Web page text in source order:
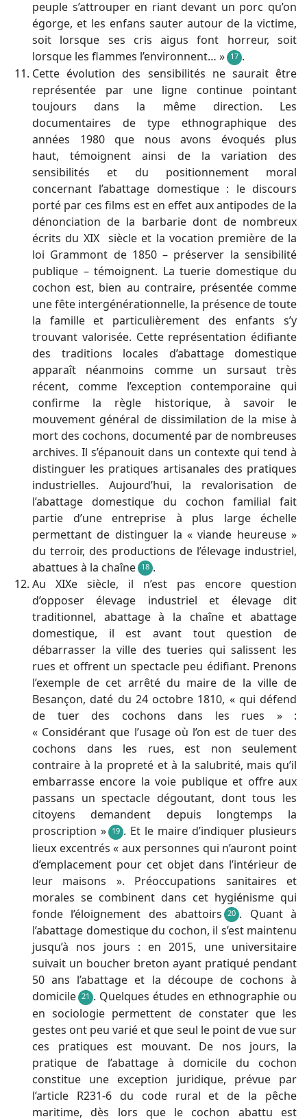
peuple s’attrouper en riant devant un porc qu’on
égorge, et les enfans sauter autour de la victime,
soit lorsque ses cris aigus font horreur, soit
lorsque les flammes l’environnent… » 17 .
Cette évolution des sensibilités ne saurait être
représentée par une ligne continue pointant
toujours dans la même direction. Les
documentaires de type ethnographique des
années 1980 que nous avons évoqués plus
haut, témoignent ainsi de la variation des
sensibilités et du positionnement moral
concernant l’abattage domestique : le discours
porté par ces films est en effet aux antipodes de la
dénonciation de la barbarie dont de nombreux
écrits du XIXe
siècle et la vocation première de la
loi Grammont de 1850 – préserver la sensibilité
publique – témoignent. La tuerie domestique du
cochon est, bien au contraire, présentée comme
une fête intergénérationnelle, la présence de toute
la famille et particulièrement des enfants s’y
trouvant valorisée. Cette représentation édifiante
des traditions locales d’abattage domestique
apparaît néanmoins comme un sursaut très
récent, comme l’exception contemporaine qui
confirme la règle historique, à savoir le
mouvement général de dissimilation de la mise à
mort des cochons, documenté par de nombreuses
archives. Il s’épanouit dans un contexte qui tend à
distinguer les pratiques artisanales des pratiques
industrielles. Aujourd’hui, la revalorisation de
l’abattage domestique du cochon familial fait
partie d’une entreprise à plus large échelle
permettant de distinguer la « viande heureuse »
du terroir, des productions de l’élevage industriel,
abattues à la chaîne 18 .
Au XIXe siècle, il n’est pas encore question
d’opposer élevage industriel et élevage dit
traditionnel, abattage à la chaîne et abattage
domestique, il est avant tout question de
débarrasser la ville des tueries qui salissent les
rues et offrent un spectacle peu édifiant. Prenons
l’exemple de cet arrêté du maire de la ville de
Besançon, daté du 24 octobre 1810, « qui défend
de tuer des cochons dans les rues » :
« Considérant que l’usage où l’on est de tuer des
cochons dans les rues, est non seulement
contraire à la propreté et à la salubrité, mais qu’il
embarrasse encore la voie publique et offre aux
passans un spectacle dégoutant, dont tous les
citoyens demandent depuis longtemps la
proscription » 19 . Et le maire d’indiquer plusieurs
lieux excentrés « aux personnes qui n’auront point
d’emplacement pour cet objet dans l’intérieur de
leur maisons ». Préoccupations sanitaires et
morales se combinent dans cet hygiénisme qui
fonde l’éloignement des abattoirs
20 . Quant à
l’abattage domestique du cochon, il s’est maintenu
jusqu’à nos jours : en 2015, une universitaire
suivait un boucher breton ayant pratiqué pendant
50 ans l’abattage et la découpe de cochons à
domicile 21 . Quelques études en ethnographie ou
en sociologie permettent de constater que les
gestes ont peu varié et que seul le point de vue sur
ces pratiques est mouvant. De nos jours, la
pratique de l’abattage à domicile du cochon
constitue une exception juridique, prévue par
l’article R231-6 du code rural et de la pêche
maritime, dès lors que le cochon abattu est